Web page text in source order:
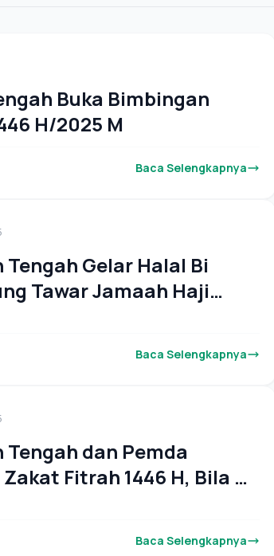
Buka Bimbingan
H/2025 M
Baca Selengkapnya
Tengah Gelar Halal Bi
Tawar Jamaah Haji
Baca Selengkapnya
Tengah dan Pemda
Fitrah 1446 H, Bila Di
Baca Selengkapnya